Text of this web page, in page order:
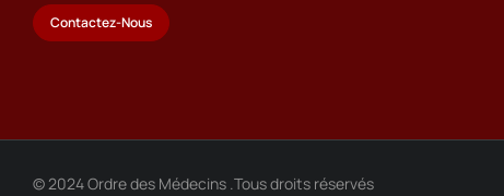
Contactez-Nous
© 2024 Ordre des Médecins .Tous droits réservés